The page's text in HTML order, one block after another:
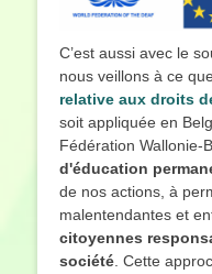
C’est aussi avec le
nous veillons à ce
relative aux droits
soit appliquée en
Fédération Wallonie-
d'éducation
de nos actions, à
malentendantes et
citoyennes
société. Cette